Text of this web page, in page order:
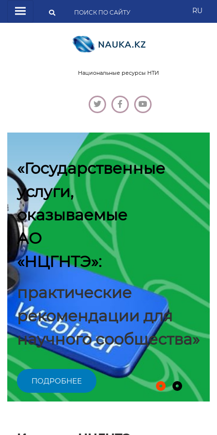
RU
Национальные ресурсы НТИ
«Государственные
услуги,
оказываемые
АО
«НЦГНТЭ»:
практические
рекомендации для
научного сообщества»
ПОДРОБНЕЕ